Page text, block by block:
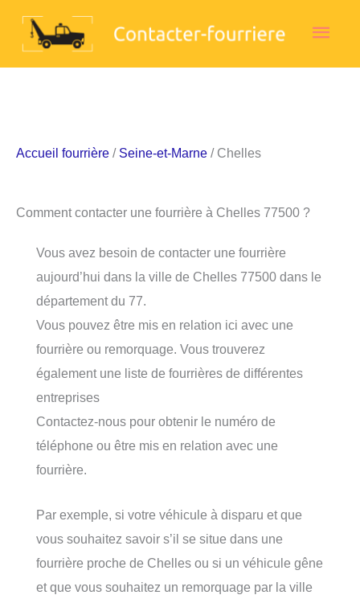
Accueil fourrière / Seine-et-Marne / Chelles
Comment contacter une fourrière à Chelles 77500 ?
Vous avez besoin de contacter une fourrière
aujourd’hui dans la ville de Chelles 77500 dans le
département du 77.
Vous pouvez être mis en relation ici avec une
fourrière ou remorquage. Vous trouverez
également une liste de fourrières de différentes
entreprises
Contactez-nous pour obtenir le numéro de
téléphone ou être mis en relation avec une
fourrière.
Par exemple, si votre véhicule à disparu et que
vous souhaitez savoir s’il se situe dans une
fourrière proche de Chelles ou si un véhicule gêne
et que vous souhaitez un remorquage par la ville